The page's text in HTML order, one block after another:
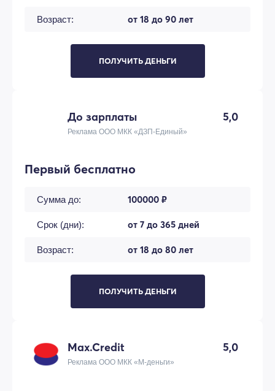
Возраст: от 18 до 90 лет
ПОЛУЧИТЬ ДЕНЬГИ
До зарплаты 5,0
Реклама ООО МКК «ДЗП-Единый»
Первый бесплатно
Сумма до: 100000 ₽
Срок (дни): от 7 до 365 дней
Возраст: от 18 до 80 лет
ПОЛУЧИТЬ ДЕНЬГИ
Max.Credit 5,0
Реклама ООО МКК «М-деньги»